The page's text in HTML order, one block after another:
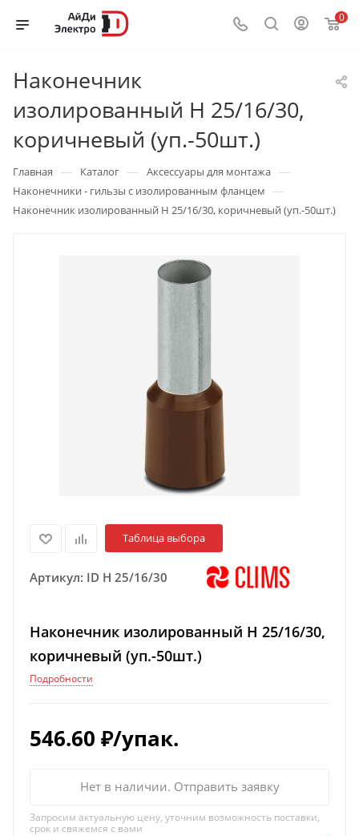
0
Наконечник
изолированный H 25/16/30,
коричневый (уп.-50шт.)
Главная — Каталог — Аксессуары для монтажа —
Наконечники - гильзы с изолированным фланцем —
Наконечник изолированный H 25/16/30, коричневый (уп.-50шт.)
Таблица выбора
Артикул: ID H 25/16/30
Наконечник изолированный H 25/16/30,
коричневый (уп.-50шт.)
Подробности
546.60 ₽/упак.
Нет в наличии. Отправить заявку
Запросим актуальную цену, уточним возможность поставки,
срок и свяжемся с вами